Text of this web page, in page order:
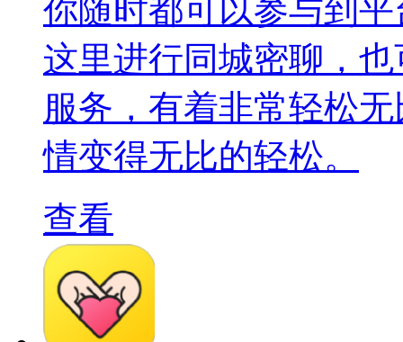
你随时都可以参与到
这里进行同城密聊，
服务，有着非常轻松
情变得无比的轻松。
查看